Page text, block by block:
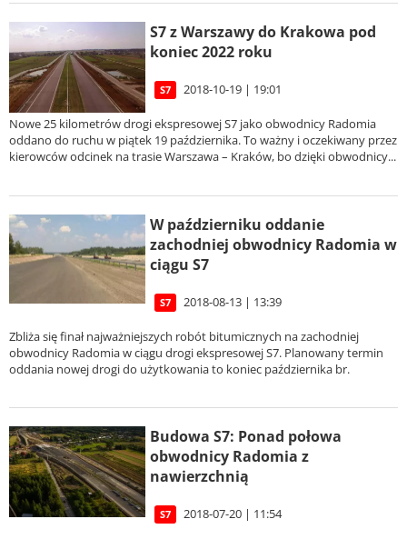
S7 z Warszawy do Krakowa pod
koniec 2022 roku
S7 2018-10-19 | 19:01
Nowe 25 kilometrów drogi ekspresowej S7 jako obwodnicy Radomia
oddano do ruchu w piątek 19 października. To ważny i oczekiwany przez
kierowców odcinek na trasie Warszawa – Kraków, bo dzięki obwodnicy...
W październiku oddanie
zachodniej obwodnicy Radomia w
ciągu S7
S7 2018-08-13 | 13:39
Zbliża się finał najważniejszych robót bitumicznych na zachodniej
obwodnicy Radomia w ciągu drogi ekspresowej S7. Planowany termin
oddania nowej drogi do użytkowania to koniec października br.
Budowa S7: Ponad połowa
obwodnicy Radomia z
nawierzchnią
S7 2018-07-20 | 11:54